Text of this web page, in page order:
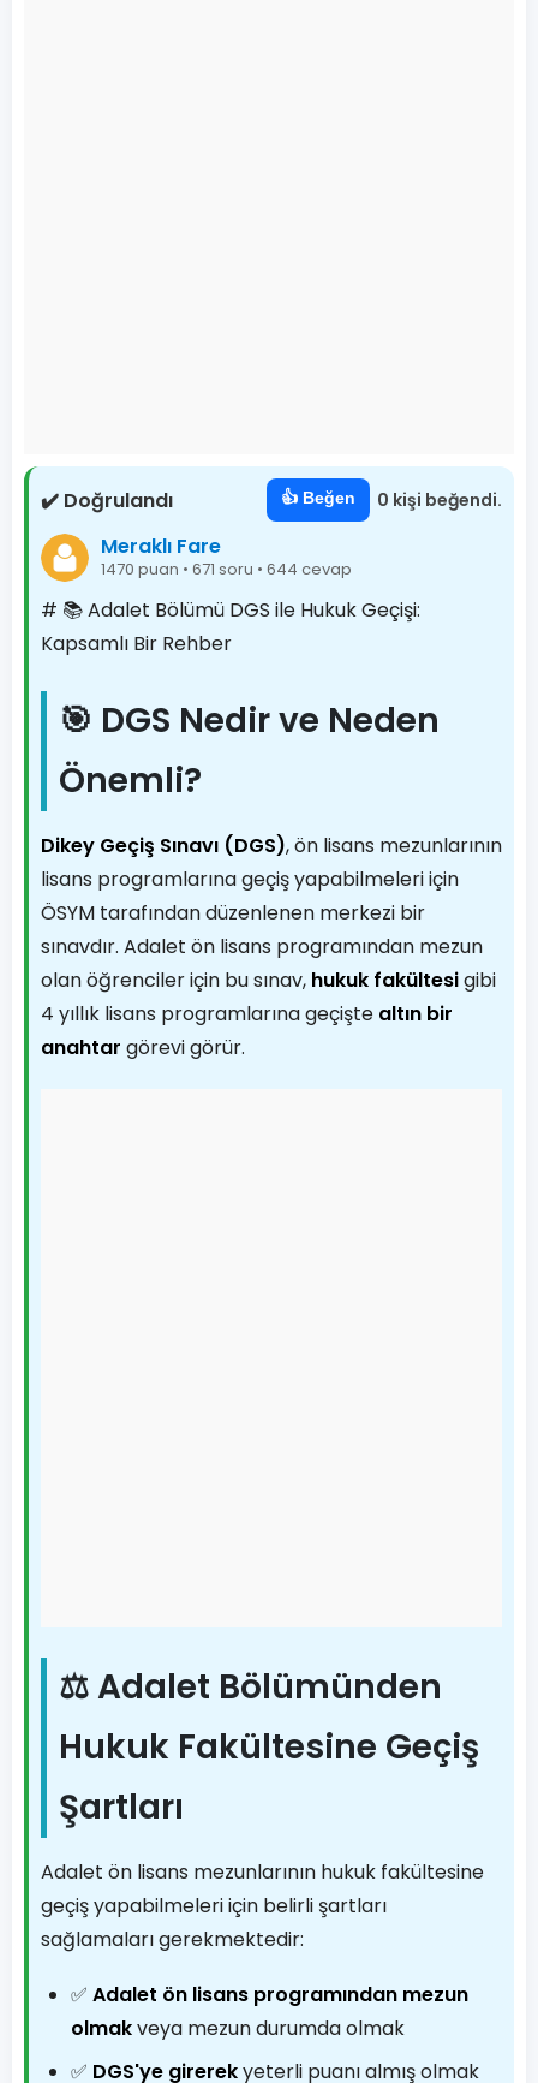
✔️ Doğrulandı 👍 Beğen 0 kişi beğendi.
Meraklı Fare
1470 puan • 671 soru • 644 cevap
# 📚 Adalet Bölümü DGS ile Hukuk Geçişi:
Kapsamlı Bir Rehber
🎯 DGS Nedir ve Neden
Önemli?
Dikey Geçiş Sınavı (DGS), ön lisans mezunlarının
lisans programlarına geçiş yapabilmeleri için
ÖSYM tarafından düzenlenen merkezi bir
sınavdır. Adalet ön lisans programından mezun
olan öğrenciler için bu sınav, hukuk fakültesigibi
4 yıllık lisans programlarına geçişte altın bir
anahtar görevi görür.
⚖️ Adalet Bölümünden
Hukuk Fakültesine Geçiş
Şartları
Adalet ön lisans mezunlarının hukuk fakültesine
geçiş yapabilmeleri için belirli şartları
sağlamaları gerekmektedir:
✅ Adalet ön lisans programından mezun
olmakveya mezun durumda olmak
✅ DGS'ye girerekyeterli puanı almış olmak